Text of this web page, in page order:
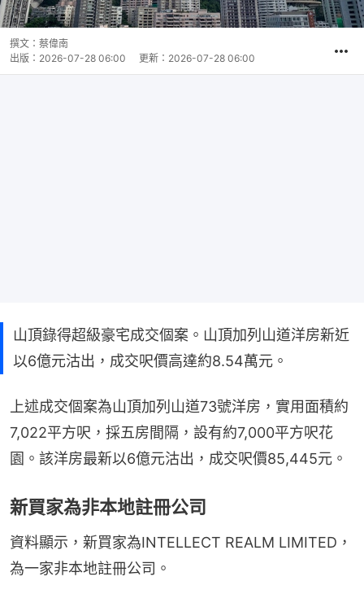
撰文： 蔡偉南
出版： 2026-07-28 06:00 更新： 2026-07-28 06:00
山頂錄得超級豪宅成交個案。山頂加列山道洋房新近
以6億元沽出，成交呎價高達約8.54萬元。
上述成交個案為山頂加列山道73號洋房，實用面積約
7,022平方呎，採五房間隔，設有約7,000平方呎花
園。該洋房最新以6億元沽出，成交呎價85,445元。
新買家為非本地註冊公司
資料顯示，新買家為INTELLECT REALM LIMITED，
為一家非本地註冊公司。